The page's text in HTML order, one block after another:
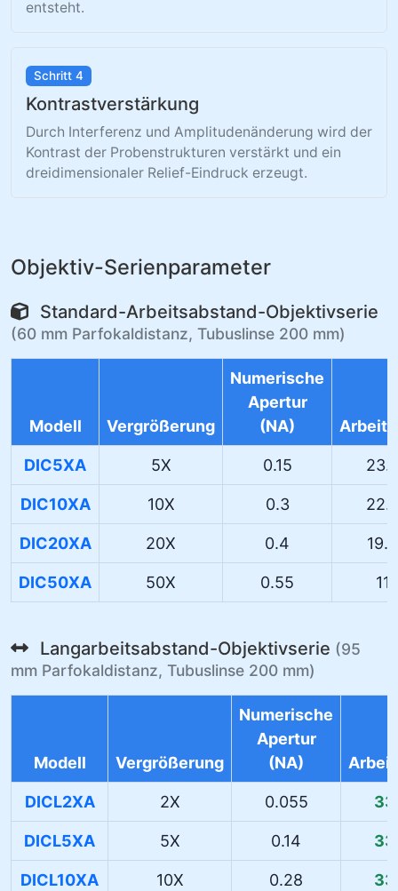
entsteht.
Schritt 4
Kontrastverstärkung
Durch Interferenz und Amplitudenänderung wird der
Kontrast der Probenstrukturen verstärkt und ein
dreidimensionaler Relief-Eindruck erzeugt.
Objektiv-Serienparameter
Standard-Arbeitsabstand-Objektivserie
(60 mm Parfokaldistanz, Tubuslinse 200 mm)
Modell Vergrößerung
Numerische
Apertur
(NA)
DIC5XA 5X 0.15
DIC10XA 10X 0.3
DIC20XA 20X 0.4
DIC50XA 50X 0.55 11
Langarbeitsabstand-Objektivserie (95
mm Parfokaldistanz, Tubuslinse 200 mm)
Modell Vergrößerung
Numerische
Apertur
(NA)
DICL2XA 2X 0.055
DICL5XA 5X 0.14
DICL10XA 10X 0.28